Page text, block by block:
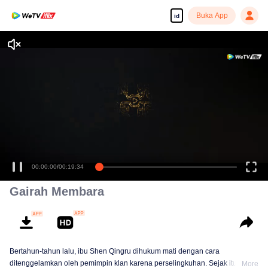
id Buka App
00:00:00/00:19:34
Gairah Membara
Bertahun-tahun lalu, ibu Shen Qingru dihukum mati dengan cara
ditenggelamkan oleh pemimpin klan karena perselingkuhan. Sejak itu, Shen
More